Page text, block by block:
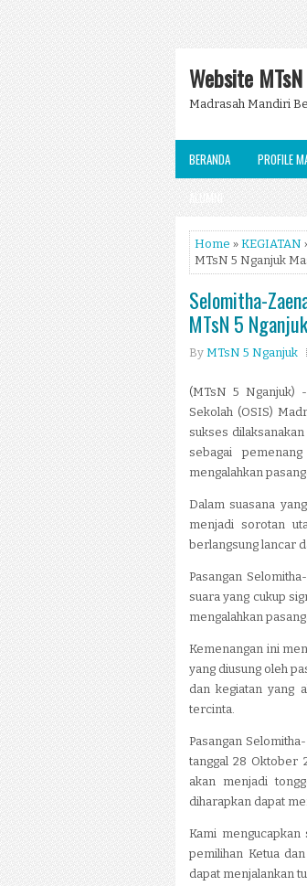
Website
Madrasah Mandiri
BERANDA PROFILE
ALUMNI
Home » KEGIATAN
MTsN 5 Nganjuk
Selomitha-
MTsN 5
By MTsN 5 Nganjuk
(MTsN 5 Nganjuk)
Sekolah (OSIS)
sukses
sebagai
mengalahkan
Dalam suasana
menjadi sorotan
berlangsung lancar
Pasangan
suara yang cukup
mengalahkan
Kemenangan ini
yang diusung oleh
dan kegiatan yang
tercinta.
Pasangan
tanggal 28 Oktober
akan menjadi
diharapkan dapat
Kami
pemilihan Ketua
dapat menjalankan